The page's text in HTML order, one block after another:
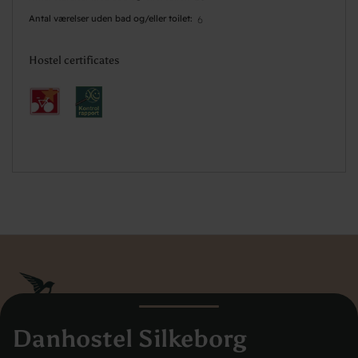
Danhostel Silkeborg
Antal værelser uden bad og/eller toilet 6
Hostel certificates
Danhostel Danmarks Vandrerhjem